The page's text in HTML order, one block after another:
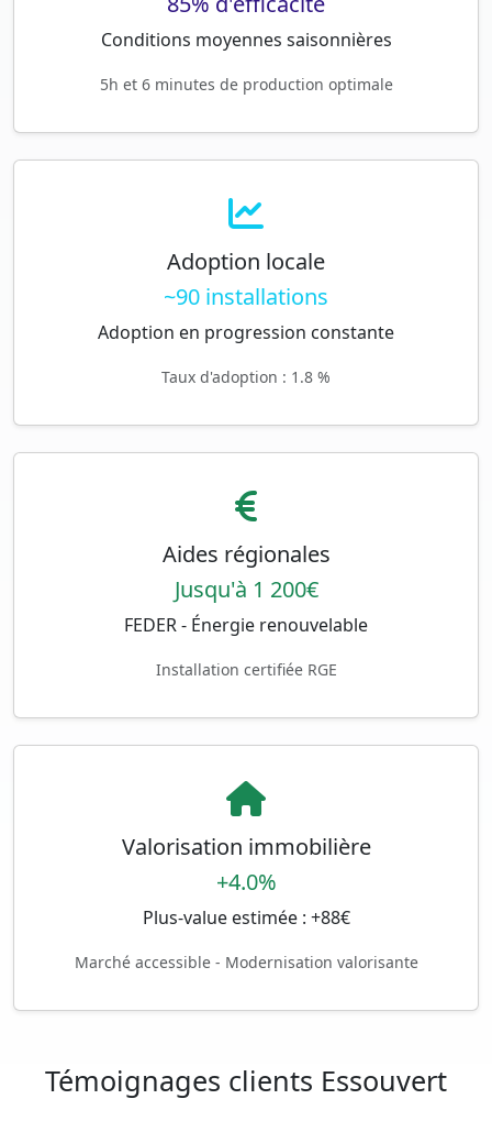
Conditions moyennes saisonnières
5h et 6 minutes de production optimale
Adoption locale
~90 installations
Adoption en progression constante
Taux d'adoption : 1.8 %
Aides régionales
Jusqu'à 1 200€
FEDER - Énergie renouvelable
Installation certifiée RGE
Valorisation immobilière
+4.0%
Plus-value estimée : +88€
Marché accessible - Modernisation valorisante
Témoignages clients Essouvert